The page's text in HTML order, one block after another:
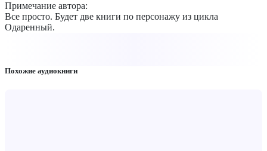
Примечание автора:
Все просто. Будет две книги по персонажу из цикла
Одаренный.
Похожие аудиокниги